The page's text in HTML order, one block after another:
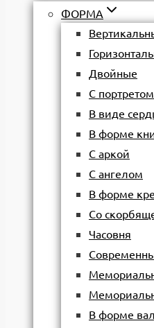
ФОРМА
Двойные
С
В виде
В форме
С аркой
С ангелом
В форме
Со
Часовня
В форме